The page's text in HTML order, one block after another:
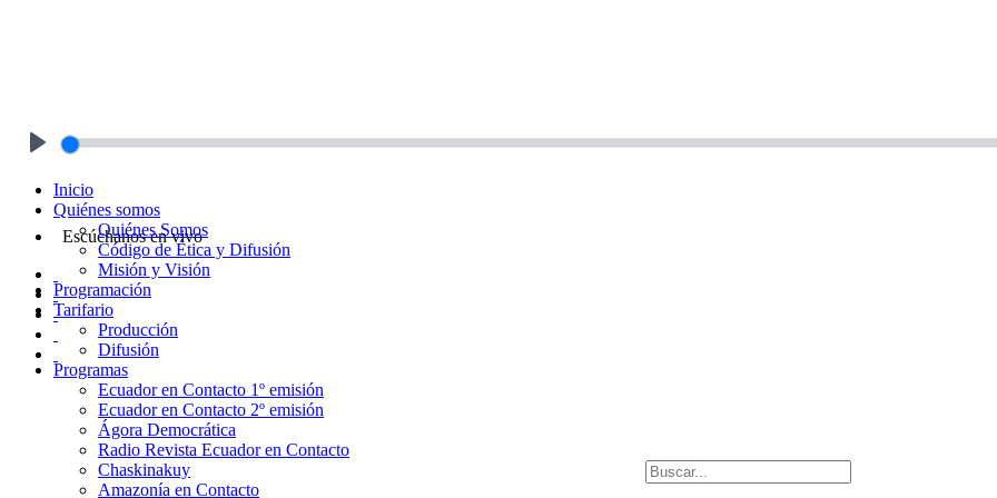
Escúchanos en vivo
Inicio
Quiénes somos
Quiénes Somos
Código de Ética y Difusión
Misión y Visión
Programación
Tarifario
Producción
Difusión
Programas
Ecuador en Contacto 1º emisión
Ecuador en Contacto 2º emisión
Ágora Democrática
Radio Revista Ecuador en Contacto
Chaskinakuy
Amazonía en Contacto